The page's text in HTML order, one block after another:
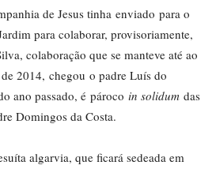
de Jesus tinha enviado para o
para colaborar, provisoriamente,
colaboração que se manteve até ao
2014, chegou o padre Luís do
ano passado, é pároco in solidum das
Domingos da Costa.
algarvia, que ficará sedeada em